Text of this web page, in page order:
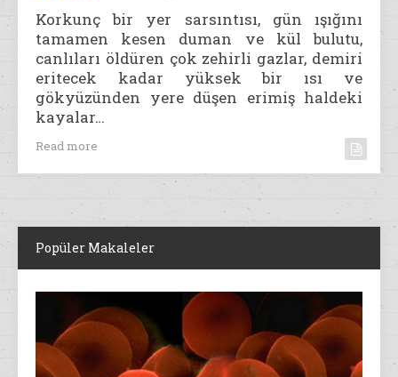
Korkunç bir yer sarsıntısı, gün ışığını
tamamen kesen duman ve kül bulutu,
canlıları öldüren çok zehirli gazlar, demiri
eritecek kadar yüksek bir ısı ve
gökyüzünden yere düşen erimiş haldeki
kayalar…
Read more
Popüler Makaleler